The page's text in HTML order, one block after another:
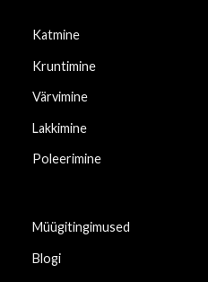
Katmine
Kruntimine
Värvimine
Lakkimine
Poleerimine
Müügitingimused
Blogi